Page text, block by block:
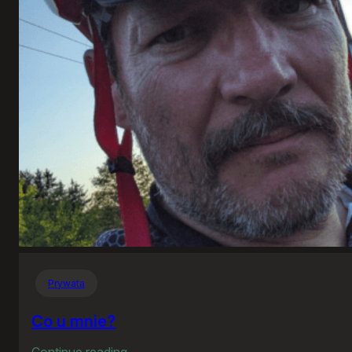
Prywata
Co u mnie?